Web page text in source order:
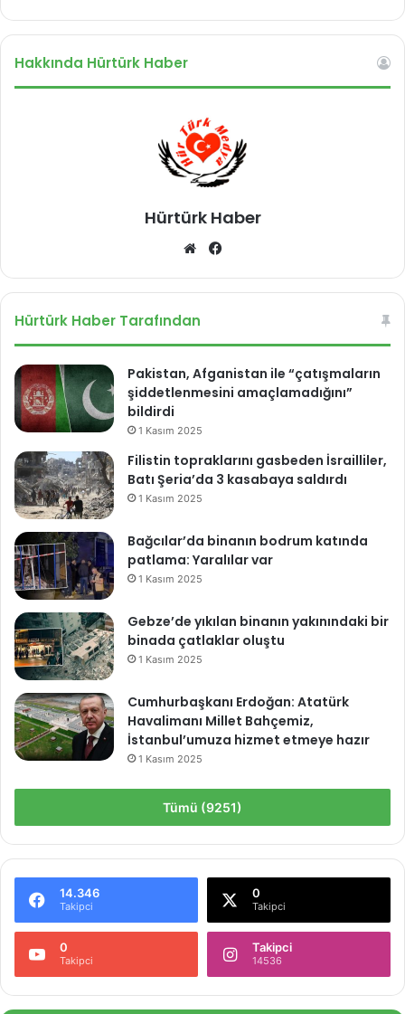
h
lHakkında Hürtürk Haber
Hürtürk Haber
We
sit bo
Hürtürk Haber Tarafından
Pakistan, Afganistan ile “çatışmaların
şiddetlenmesini amaçlamadığını”
bildirdi
1 Kasım 2025
Filistin topraklarını gasbeden İsrailliler,
Batı Şeria’da 3 kasabaya saldırdı
1 Kasım 2025
Bağcılar’da binanın bodrum katında
patlama: Yaralılar var
1 Kasım 2025
Gebze’de yıkılan binanın yakınındaki bir
binada çatlaklar oluştu
1 Kasım 2025
Cumhurbaşkanı Erdoğan: Atatürk
Havalimanı Millet Bahçemiz,
İstanbul’umuza hizmet etmeye hazır
1 Kasım 2025
Tümü (9251)
14.346
Takipci
0
Takipci
0
Takipci
Takipci
14536